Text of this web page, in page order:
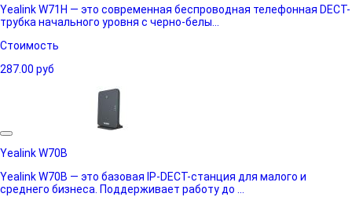
Yealink W71H — это современная беспроводная телефонная DECT-
трубка начального уровня с черно-белы...
Стоимость
287.00 руб
Yealink W70B
Yealink W70B — это базовая IP-DECT-станция для малого и
среднего бизнеса. Поддерживает работу до ...